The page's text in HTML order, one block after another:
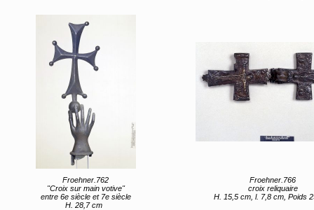
Froehner.762
"Croix sur main votive"
entre 6e siècle et 7e siècle
H. 28,7 cm
Froehner.766
croix reliquaire
H. 15,5 cm, l. 7,8 cm, Poids